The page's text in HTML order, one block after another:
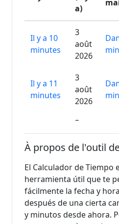
a)
Il y a 10
minutes
3
août
2026
Il y a 11
minutes
3
août
2026
3
août
2026
Il y a 13
minutes
3
août
2026
Il y a 14
3
À propos de l'outil
El Calculador de Tiempo
herramienta útil que te
fácilmente la fecha y
después de una cierta
y minutos desde ahora.